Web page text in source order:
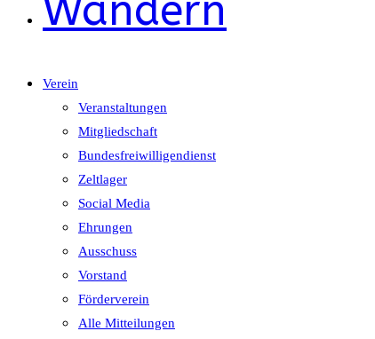
Wandern
Verein
Veranstaltungen
Mitgliedschaft
Bundesfreiwilligendienst
Zeltlager
Social Media
Ehrungen
Ausschuss
Vorstand
Förderverein
Alle Mitteilungen